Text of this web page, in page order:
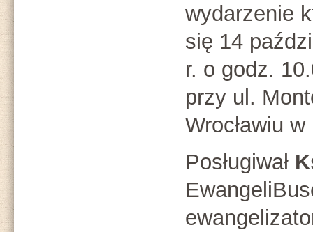
wydarzenie
się 14
r. o godz.
przy ul.
Wrocławiu
Posługiwał